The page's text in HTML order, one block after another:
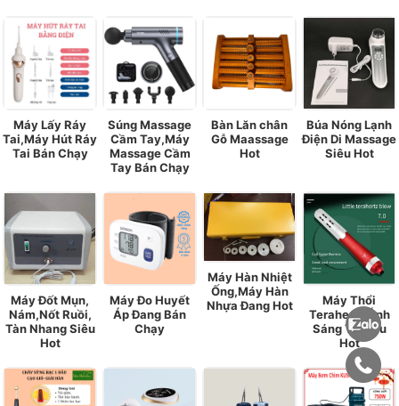
Máy Lấy Ráy
Tai,Máy Hút Ráy
Tai Bán Chạy
Súng Massage
Cầm Tay,Máy
Massage Cầm
Tay Bán Chạy
Bàn Lăn chân
Gỗ Maassage
Hot
Búa Nóng Lạnh
Điện Di Massage
Siêu Hot
Máy Đốt Mụn,
Nám,Nốt Ruồi,
Tàn Nhang Siêu
Hot
Máy Đo Huyết
Áp Đang Bán
Chạy
Máy Hàn Nhiệt
Ống,Máy Hàn
Nhựa Đang Hot
Máy Thổi
Terahertz Ánh
Sáng Trị Liệu
Hot